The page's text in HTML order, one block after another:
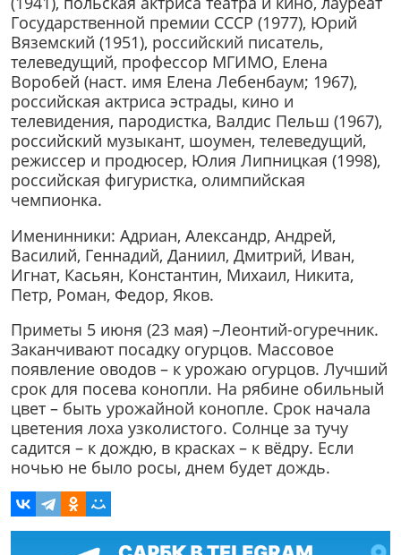
Государственной премии СССР (1977), Юрий
Вяземский (1951), российский писатель,
телеведущий, профессор МГИМО, Елена
Воробей (наст. имя Елена Лебенбаум; 1967),
российская актриса эстрады, кино и
телевидения, пародистка, Валдис Пельш (1967),
российский музыкант, шоумен, телеведущий,
режиссер и продюсер, Юлия Липницкая (1998),
российская фигуристка, олимпийская
чемпионка.
Именинники: Адриан, Александр, Андрей,
Василий, Геннадий, Даниил, Дмитрий, Иван,
Игнат, Касьян, Константин, Михаил, Никита,
Петр, Роман, Федор, Яков.
Приметы 5 июня (23 мая) –Леонтий-огуречник.
Заканчивают посадку огурцов. Массовое
появление оводов – к урожаю огурцов. Лучший
срок для посева конопли. На рябине обильный
цвет – быть урожайной конопле. Срок начала
цветения лоха узколистого. Солнце за тучу
садится – к дождю, в красках – к вёдру. Если
ночью не было росы, днем будет дождь.